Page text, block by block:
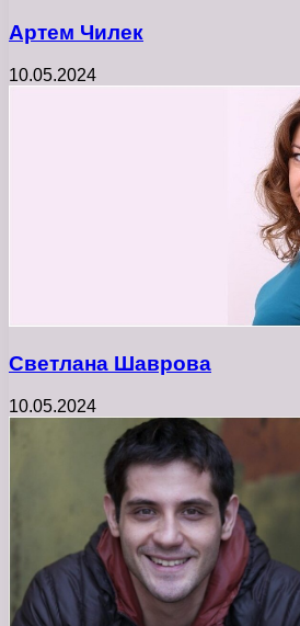
Артем Чилек
10.05.2024
Светлана Шаврова
10.05.2024